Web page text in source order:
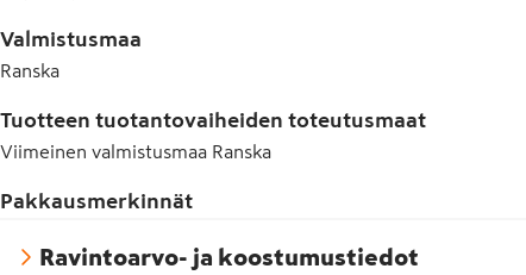
Valmistusmaa
Ranska
Tuotteen tuotantovaiheiden toteutusmaat
Viimeinen valmistusmaa Ranska
Pakkausmerkinnät
Ravintoarvo- ja koostumustiedot